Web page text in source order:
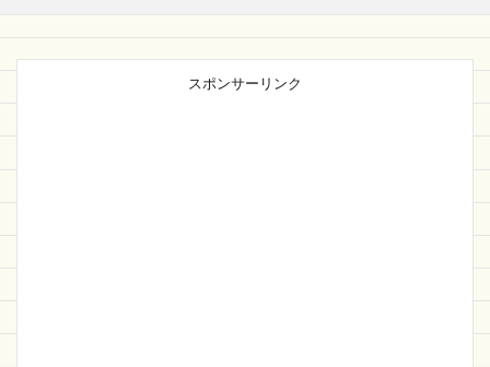
スポンサーリンク